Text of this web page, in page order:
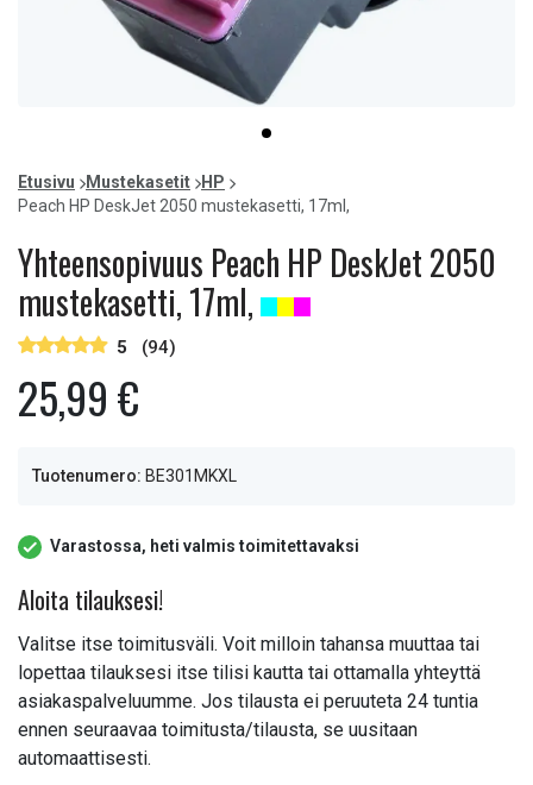
item
of
1
Etusivu Mustekasetit
HP
Peach HP DeskJet 2050 mustekasetti, 17ml,
Yhteensopivuus Peach HP DeskJet 2050
mustekasetti, 17ml,
5 (94)
25,99 €
Tuotenumero: BE301MKXL
Varastossa, heti valmis toimitettavaksi
Aloita tilauksesi!
Valitse itse toimitusväli. Voit milloin tahansa muuttaa tai
lopettaa tilauksesi itse tilisi kautta tai ottamalla yhteyttä
asiakaspalveluumme. Jos tilausta ei peruuteta 24 tuntia
ennen seuraavaa toimitusta/tilausta, se uusitaan
automaattisesti.